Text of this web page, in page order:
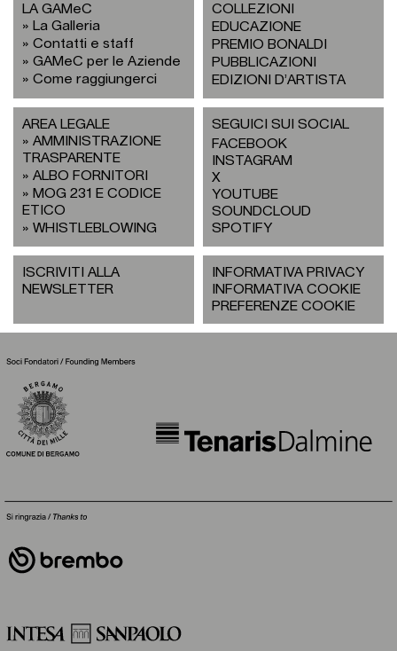
LA GAMeC
La Galleria
Contatti e staff
GAMeC per le Aziende
Come raggiungerci
COLLEZIONI
EDUCAZIONE
PREMIO BONALDI
PUBBLICAZIONI
EDIZIONI D’ARTISTA
AREA LEGALE
AMMINISTRAZIONE
TRASPARENTE
ALBO FORNITORI
MOG 231 E CODICE
ETICO
WHISTLEBLOWING
SEGUICI SUI SOCIAL
FACEBOOK
INSTAGRAM
X
YOUTUBE
SOUNDCLOUD
SPOTIFY
ISCRIVITI ALLA
NEWSLETTER
INFORMATIVA PRIVACY
INFORMATIVA COOKIE
PREFERENZE COOKIE